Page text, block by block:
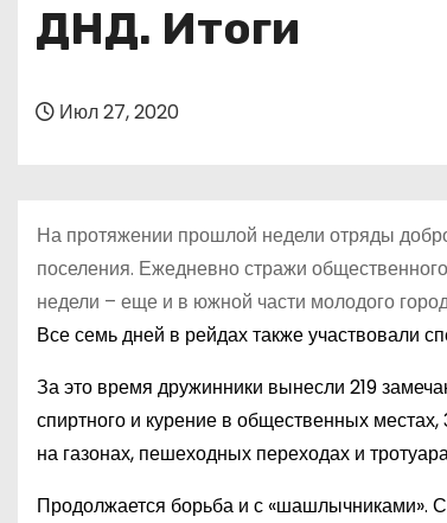
ДНД. Итоги
Июл 27, 2020
На протяжении прошлой недели отряды
поселения. Ежедневно стражи
недели – еще и в южной части молодого
Все семь дней в рейдах также участвовали
За это время дружинники вынесли 219
спиртного и курение в общественных
на газонах, пешеходных переходах и
Продолжается борьба и с «шашлычниками».